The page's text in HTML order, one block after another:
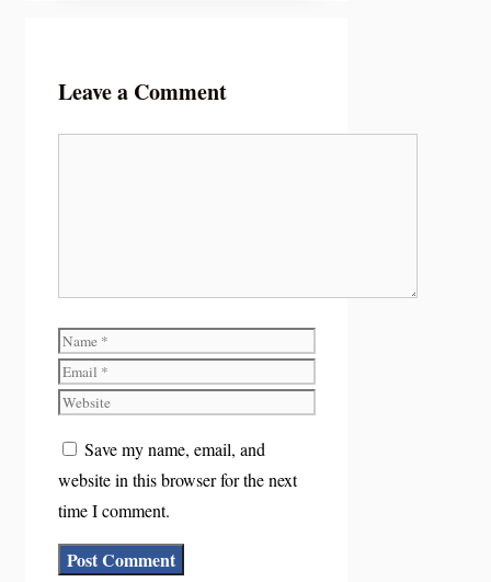
Leave a Comment
Name
Email
Website
Save my name, email, and
website in this browser for the next
time I comment.